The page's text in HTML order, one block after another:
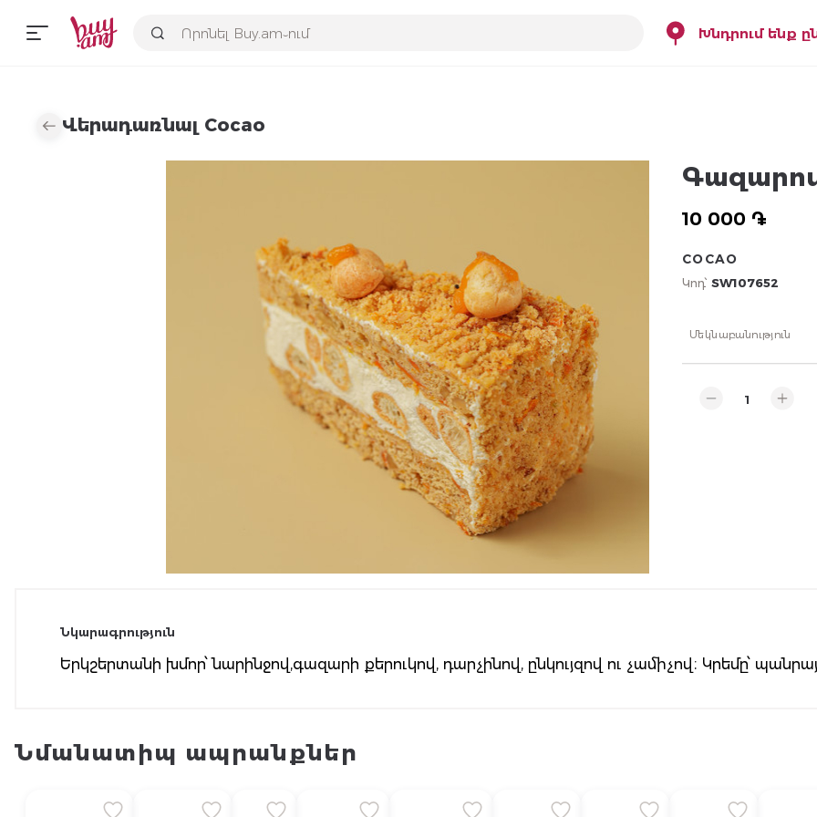
Խնդրում ենք
Վերադառնալ Cocao
10 000 ֏
COCAO
Կոդ՝ SW107652
Մեկնաբանություն
Նկարագրություն
Երկշերտանի խմոր՝ նարինջով,գազարի քերուկով, դարչինով, ընկույզով ու չամիչով։ Կրեմը՝
Նմանատիպ ապրանքներ